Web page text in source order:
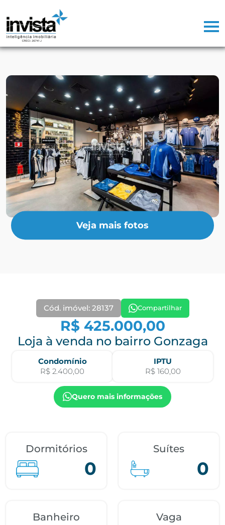
Veja mais fotos
Cód. imóvel: 28137 Compartilhar
R$ 425.000,00
Loja à venda no bairro Gonzaga
Condomínio
R$ 2.400,00
IPTU
R$ 160,00
Quero mais informações
Dormitórios
0
Suítes
0
Banheiro Vaga